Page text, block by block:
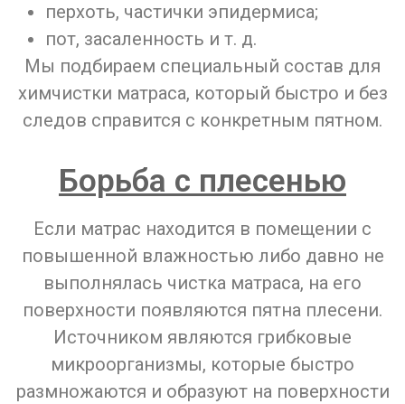
перхоть, частички эпидермиса;
пот, засаленность и т. д.
Мы подбираем специальный состав для
химчистки матраса, который быстро и без
следов справится с конкретным пятном.
Борьба с плесенью
Если матрас находится в помещении с
повышенной влажностью либо давно не
выполнялась чистка матраса, на его
поверхности появляются пятна плесени.
Источником являются грибковые
микроорганизмы, которые быстро
размножаются и образуют на поверхности